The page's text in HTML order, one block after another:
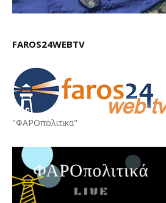
FAROS24WEBTV
"ΦΑΡΟπολιτικα"